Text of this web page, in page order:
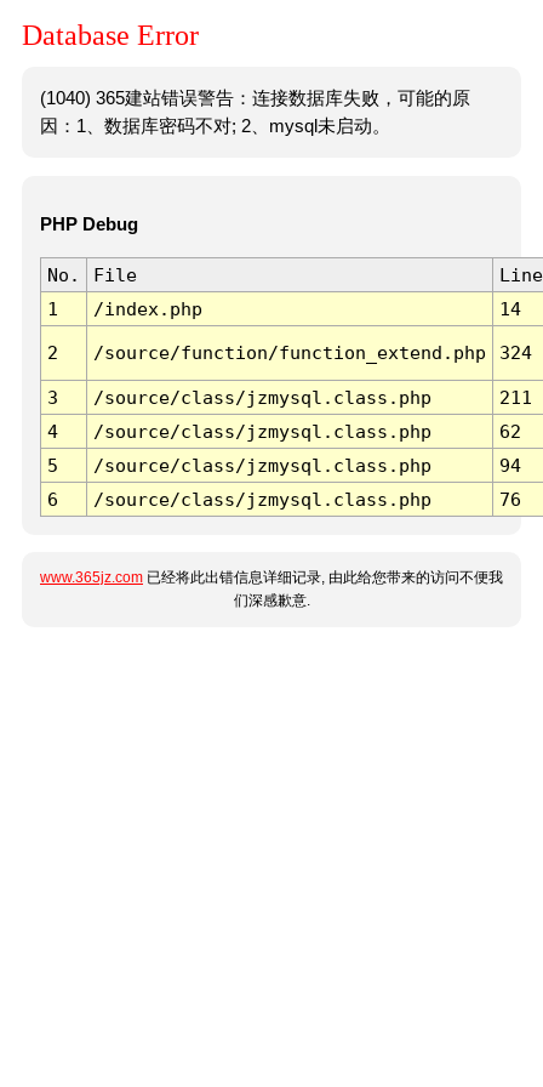
Database Error
(1040) 365建站错误警告：连接数据库失败，可能的原
因：1、数据库密码不对; 2、mysql未启动。
PHP Debug
No. File
Line
1
/index.php 14
2 /source/function/function_extend.php 324
3 /source/class/jzmysql.class.php
211
4
/source/class/jzmysql.class.php
62
5
/source/class/jzmysql.class.php
94
6
/source/class/jzmysql.class.php 76
www.365jz.com 已经将此出错信息详细记录, 由此给您带来的访问不便我
们深感歉意.